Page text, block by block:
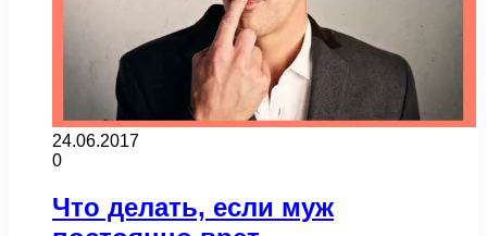
24.06.2017
0
Что делать, если муж